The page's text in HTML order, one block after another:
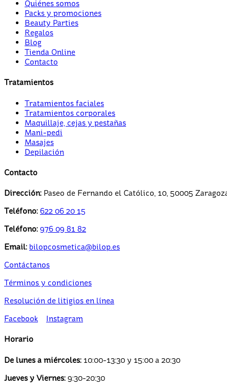
Quiénes somos
Packs y promociones
Beauty Parties
Regalos
Blog
Tienda Online
Contacto
Tratamientos
Tratamientos faciales
Tratamientos corporales
Maquillaje, cejas y pestañas
Mani-pedi
Masajes
Depilación
Contacto
Dirección: Paseo de Fernando el Católico, 10, 50005
Teléfono: 622 06 20 15
Teléfono: 976 09 81 82
Email: bilopcosmetica@bilop.es
Contáctanos
Términos y condiciones
Resolución de litigios en línea
Facebook
Instagram
Horario
De lunes a miércoles: 10:00-13:30 y 15:00 a 20:30
Jueves y Viernes: 9:30-20:30